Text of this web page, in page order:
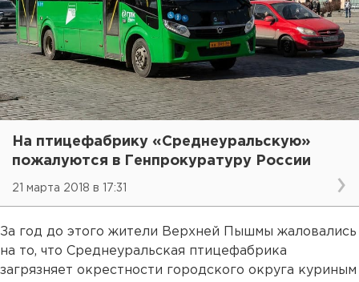
На птицефабрику «Среднеуральскую»
пожалуются в Генпрокуратуру России
21 марта 2018 в 17:31
За год до этого жители Верхней Пышмы жаловались
на то, что Среднеуральская птицефабрика
загрязняет окрестности городского округа куриным